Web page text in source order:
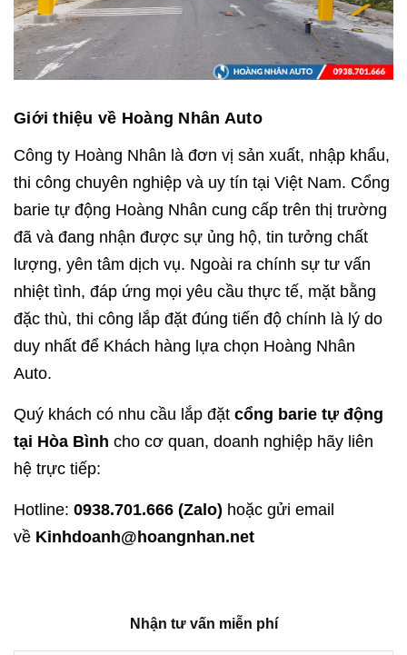
Giới thiệu về Hoàng Nhân Auto
Công ty Hoàng Nhân là đơn vị sản xuất, nhập khẩu,
thi công chuyên nghiệp và uy tín tại Việt Nam. Cổng
barie tự động Hoàng Nhân cung cấp trên thị trường
đã và đang nhận được sự ủng hộ, tin tưởng chất
lượng, yên tâm dịch vụ. Ngoài ra chính sự tư vấn
nhiệt tình, đáp ứng mọi yêu cầu thực tế, mặt bằng
đặc thù, thi công lắp đặt đúng tiến độ chính là lý do
duy nhất để Khách hàng lựa chọn Hoàng Nhân
Auto.
Quý khách có nhu cầu lắp đặt cổng barie tự động
tại Hòa Bình cho cơ quan, doanh nghiệp hãy liên
hệ trực tiếp:
Hotline: 0938.701.666 (Zalo) hoặc gửi email
về Kinhdoanh@hoangnhan.net
Nhận tư vấn miễn phí